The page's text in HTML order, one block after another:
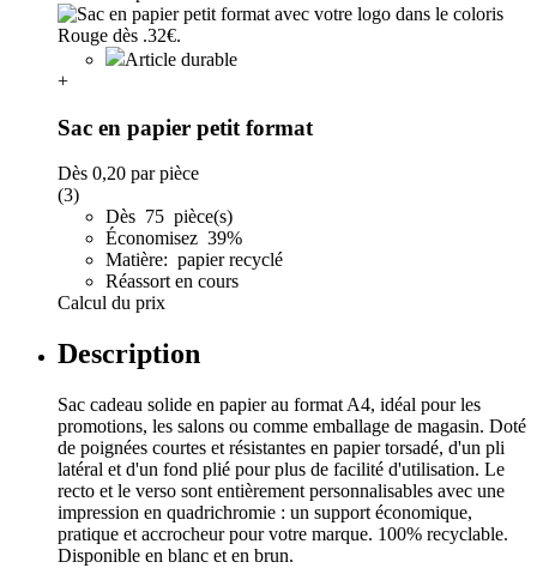
Article durable
+
Sac en papier petit format
Dès 0,20 par pièce
(3)
Dès 75 pièce(s)
Économisez 39%
Matière: papier recyclé
Réassort en cours
Calcul du prix
Description
Sac cadeau solide en papier au format A4, idéal pour les
promotions, les salons ou comme emballage de magasin. Doté
de poignées courtes et résistantes en papier torsadé, d'un pli
latéral et d'un fond plié pour plus de facilité d'utilisation. Le
recto et le verso sont entièrement personnalisables avec une
impression en quadrichromie : un support économique,
pratique et accrocheur pour votre marque. 100% recyclable.
Disponible en blanc et en brun.